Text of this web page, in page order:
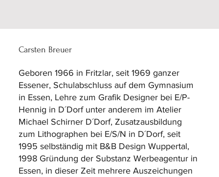
Carsten Breuer
Geboren 1966 in Fritzlar, seit 1969 ganzer
Essener, Schulabschluss auf dem Gymnasium
in Essen, Lehre zum Grafik Designer bei E/P-
Hennig in D´Dorf unter anderem im Atelier
Michael Schirner D´Dorf, Zusatzausbildung
zum Lithographen bei E/S/N in D´Dorf, seit
1995 selbständig mit B&B Design Wuppertal,
1998 Gründung der Substanz Werbeagentur in
Essen, in dieser Zeit mehrere Auszeichungen